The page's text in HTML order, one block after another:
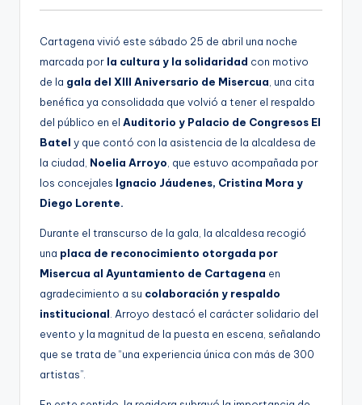
Cartagena vivió este sábado 25 de abril una noche
marcada por la cultura y la solidaridad con motivo
de la gala del XIII Aniversario de Misercua , una cita
benéfica ya consolidada que volvió a tener el respaldo
del público en el Auditorio y Palacio de Congresos El
Batel y que contó con la asistencia de la alcaldesa de
la ciudad, Noelia Arroyo , que estuvo acompañada por
los concejales Ignacio Jáudenes, Cristina Mora y
Diego Lorente.
Durante el transcurso de la gala, la alcaldesa recogió
una placa de reconocimiento otorgada por
Misercua al Ayuntamiento de Cartagena en
agradecimiento a su colaboración y respaldo
institucional . Arroyo destacó el carácter solidario del
evento y la magnitud de la puesta en escena, señalando
que se trata de “una experiencia única con más de 300
artistas”.